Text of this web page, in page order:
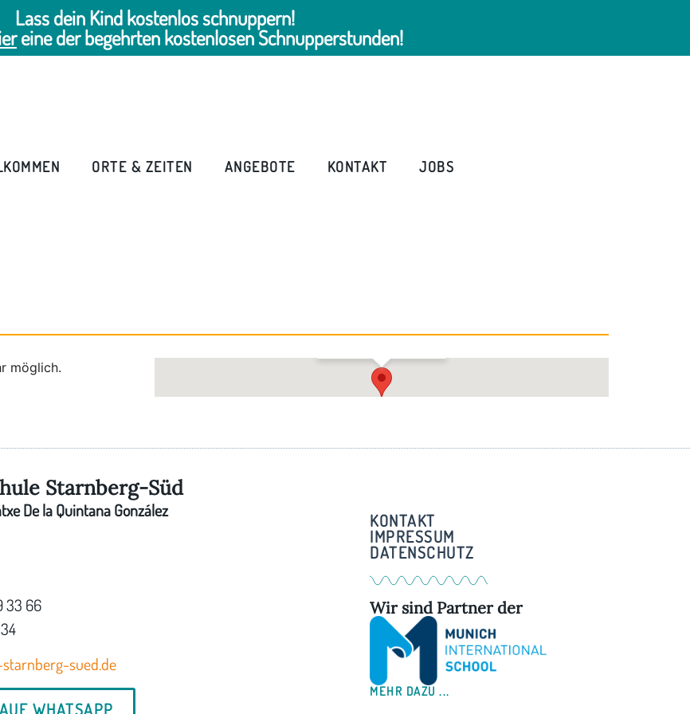
Lass dein Kind kostenlos schnuppern!
eine der begehrten kostenlosen Schnupperstunden!
ORTE & ZEITEN ANGEBOTE KONTAKT JOBS
möglich.
Starnberg-Süd
De la Quintana González
33 66
sued.de
WHATSAPP
KONTAKT
IMPRESSUM
DATENSCHUTZ
Wir sind Partner der
MEHR DAZU ...